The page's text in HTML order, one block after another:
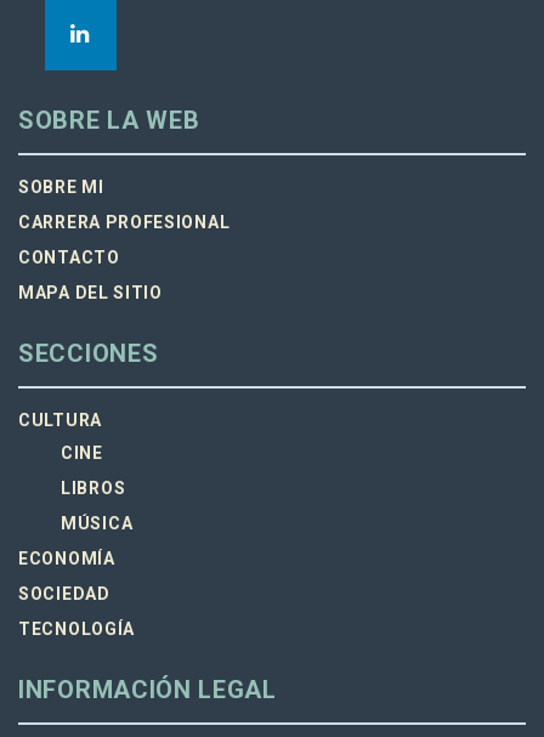
SOBRE LA WEB
SOBRE MI
CARRERA PROFESIONAL
CONTACTO
MAPA DEL SITIO
SECCIONES
CULTURA
CINE
LIBROS
MÚSICA
ECONOMÍA
SOCIEDAD
TECNOLOGÍA
INFORMACIÓN LEGAL